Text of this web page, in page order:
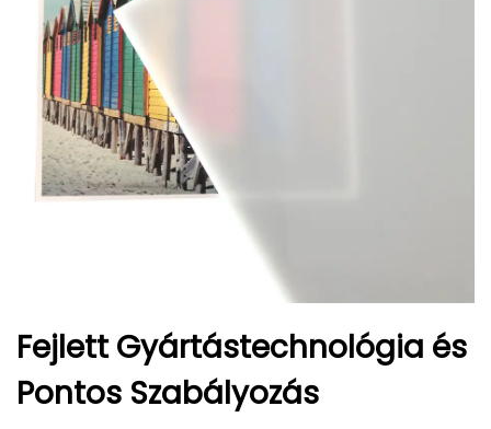
Fejlett Gyártástechnológia és
Pontos Szabályozás